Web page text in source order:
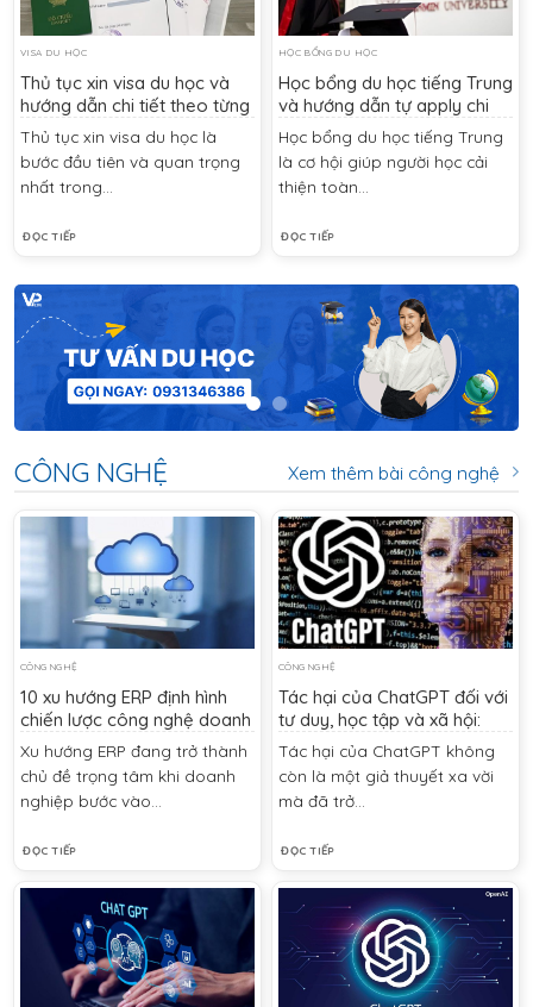
VISA DU HỌC
Thủ tục xin visa du học và
hướng dẫn chi tiết theo từng
quốc gia cho người mới
Thủ tục xin visa du học là
bước đầu tiên và quan trọng
nhất trong...
ĐỌC TIẾP
HỌC BỔNG DU HỌC
Học bổng du học tiếng Trung
và hướng dẫn tự apply chi
tiết
Học bổng du học tiếng Trung
là cơ hội giúp người học cải
thiện toàn...
ĐỌC TIẾP
CÔNG NGHỆ Xem thêm bài công nghệ
CÔNG NGHỆ
10 xu hướng ERP định hình
chiến lược công nghệ doanh
nghiệp
Xu hướng ERP đang trở thành
chủ đề trọng tâm khi doanh
nghiệp bước vào...
ĐỌC TIẾP
CÔNG NGHỆ
Tác hại của ChatGPT đối với
tư duy, học tập và xã hội:
Nhận diện sớm để thích nghi
đúng cách
Tác hại của ChatGPT không
còn là một giả thuyết xa vời
mà đã trở...
ĐỌC TIẾP